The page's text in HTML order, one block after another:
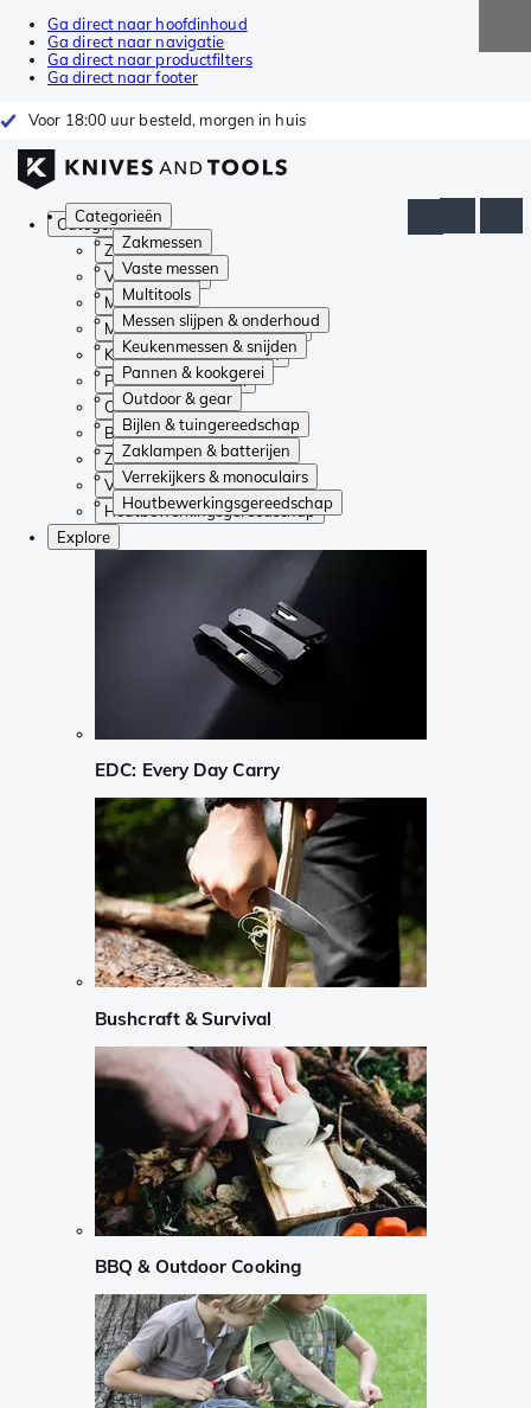
Ga direct naar hoofdinhoud
Ga direct naar navigatie
Ga direct naar productfilters
Ga direct naar footer
Voor 18:00 uur besteld, morgen in huis
Categorieën
Zakmessen
Vaste messen
Multitools
Messen slijpen & onderhoud
Keukenmessen & snijden
Pannen & kookgerei
Outdoor & gear
Bijlen & tuingereedschap
Zaklampen & batterijen
Verrekijkers & monoculairs
Houtbewerkingsgereedschap
Categorieën
Zakmessen
Vaste messen
Multitools
Messen slijpen & onderhoud
Keukenmessen & snijden
Pannen & kookgerei
Outdoor & gear
Bijlen & tuingereedschap
Zaklampen & batterijen
Verrekijkers & monoculairs
Houtbewerkingsgereedschap
Explore
EDC: Every Day Carry
Bushcraft & Survival
BBQ & Outdoor Cooking